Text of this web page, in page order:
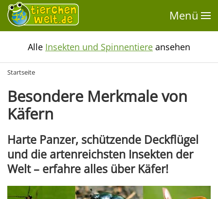
Menü
Alle Insekten und Spinnentiere ansehen
Startseite
Besondere Merkmale von
Käfern
Harte Panzer, schützende Deckflügel
und die artenreichsten Insekten der
Welt – erfahre alles über Käfer!